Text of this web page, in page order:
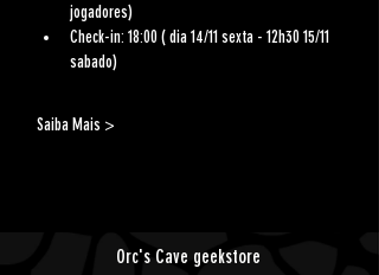
jogadores)
Check-in: 18:00 ( dia 14/11 sexta - 12h30 15/11
sabado)
Saiba Mais >
Orc's Cave geekstore